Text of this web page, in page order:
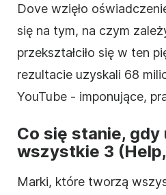
Dove wzięło
się na tym, na czym
przekształciło się w ten
rezultacie uzyskali 68
YouTube - imponujące,
Co się stanie,
wszystkie 3
Marki, które tworzą